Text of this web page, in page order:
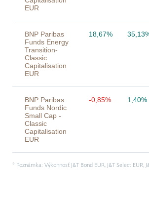
EUR
BNP Paribas
Funds Energy
Transition-
Classic
Capitalisation
EUR
18,67%
BNP Paribas
Funds Nordic
Small Cap -
Classic
Capitalisation
EUR
-0,85% 1,40%
* Poznámka: Výkonnosť J&T Bond EUR, J&T Select EUR,